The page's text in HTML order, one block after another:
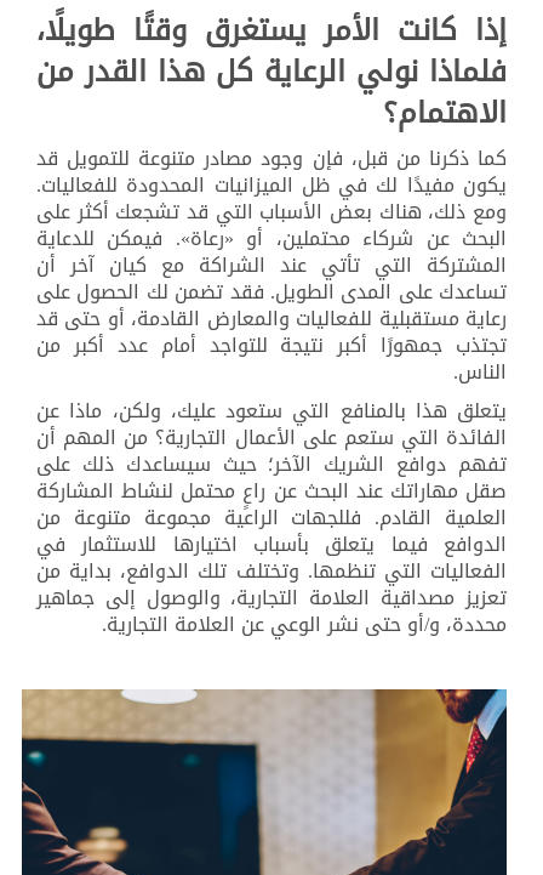
إذا كانت الأمر يستغرق وقتًا طويلًا،
فلماذا نولي الرعاية كل هذا القدر من
الاهتمام؟
كما ذكرنا من قبل، فإن وجود مصادر متنوعة للتمويل قد
يكون مفيدًا لك في ظل الميزانيات المحدودة للفعاليات.
ومع ذلك، هناك بعض الأسباب التي قد تشجعك أكثر على
البحث عن شركاء محتملين، أو «رعاة». فيمكن للدعاية
المشتركة التي تأتي عند الشراكة مع كيان آخر أن
تساعدك على المدى الطويل. فقد تضمن لك الحصول على
رعاية مستقبلية للفعاليات والمعارض القادمة، أو حتى قد
تجتذب جمهورًا أكبر نتيجة للتواجد أمام عدد أكبر من
الناس.
يتعلق هذا بالمنافع التي ستعود عليك، ولكن، ماذا عن
الفائدة التي ستعم على الأعمال التجارية؟ من المهم أن
تفهم دوافع الشريك الآخر؛ حيث سيساعدك ذلك على
صقل مهاراتك عند البحث عن راعٍ محتمل لنشاط المشاركة
العلمية القادم. فللجهات الراعية مجموعة متنوعة من
الدوافع فيما يتعلق بأسباب اختيارها للاستثمار في
الفعاليات التي تنظمها. وتختلف تلك الدوافع، بداية من
تعزيز مصداقية العلامة التجارية، والوصول إلى جماهير
محددة، و/أو حتى نشر الوعي عن العلامة التجارية.